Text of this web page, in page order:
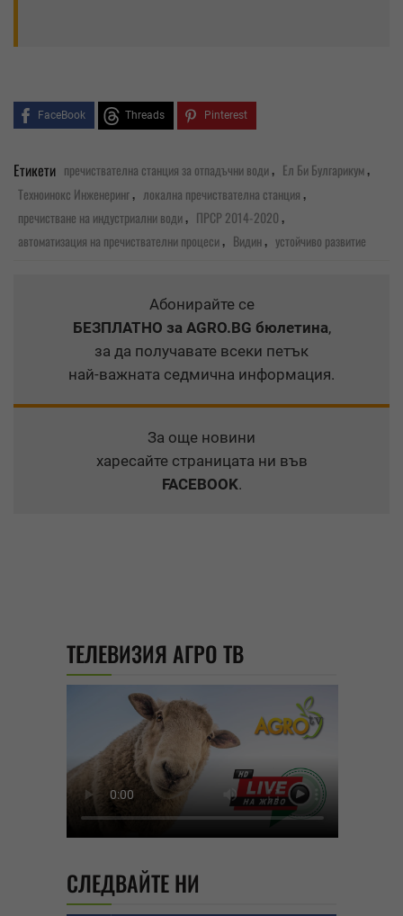
FaceBook Threads Pinterest
Етикети пречиствателна станция за отпадъчни води, Ел Би Булгарикум,
Техноинокс Инженеринг, локална пречиствателна станция,
пречистване на индустриални води, ПРСР 2014-2020,
автоматизация на пречиствателни процеси, Видин, устойчиво развитие
Абонирайте се
БЕЗПЛАТНО за AGRO.BG бюлетина,
за да получавате всеки петък
най-важната седмична информация.
За още новини
харесайте страницата ни във
FACEBOOK.
ТЕЛЕВИЗИЯ АГРО ТВ
СЛЕДВАЙТЕ НИ